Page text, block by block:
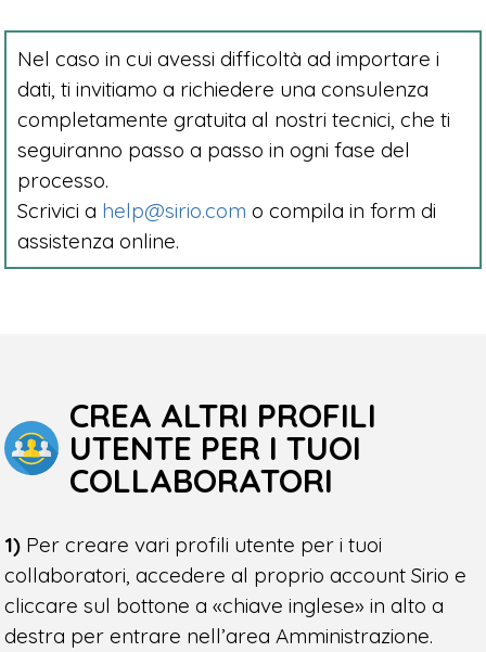
Nel caso in cui avessi difficoltà ad importare i
dati, ti invitiamo a richiedere una consulenza
completamente gratuita al nostri tecnici, che ti
seguiranno passo a passo in ogni fase del
processo.
Scrivici a help@sirio.com o compila in form di
assistenza online.
CREA ALTRI PROFILI
UTENTE PER I TUOI
COLLABORATORI
1) Per creare vari profili utente per i tuoi
collaboratori, accedere al proprio account Sirio e
cliccare sul bottone a «chiave inglese» in alto a
destra per entrare nell’area Amministrazione.